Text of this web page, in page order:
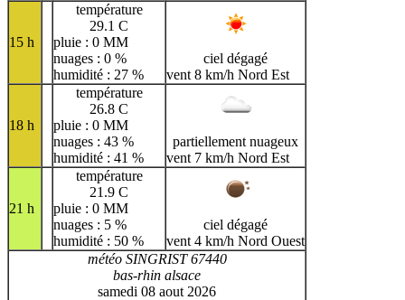
15 h
température
29.1 C
pluie : 0 MM
nuages : 0 %
humidité : 27 %
ciel dégagé
vent 8 km/h Nord Est
18 h
température
26.8 C
pluie : 0 MM
nuages : 43 %
humidité : 41 %
partiellement nuageux
vent 7 km/h Nord Est
21 h
température
21.9 C
pluie : 0 MM
nuages : 5 %
humidité : 50 %
ciel dégagé
vent 4 km/h Nord Ouest
météo SINGRIST 67440
bas-rhin alsace
samedi 08 aout 2026